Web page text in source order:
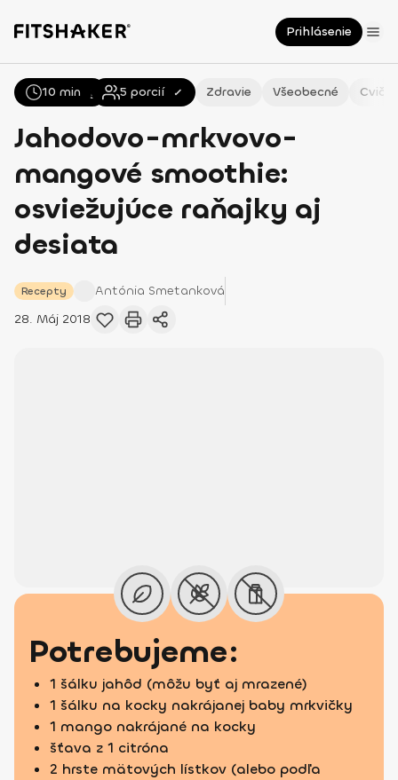
Prihlásenie
Všetky Recepty Zdravie Všeobecné
Jahodovo-mrkvovo-
mangové smoothie:
osviežujúce raňajky aj
desiata
Recepty Antónia Smetanková
28. Máj 2018
10 min 5 porcií
Potrebujeme:
1 šálku jahôd (môžu byť aj mrazené)
1 šálku na kocky nakrájanej baby mrkvičky
1 mango nakrájané na kocky
šťava z 1 citróna
2 hrste mätových lístkov (alebo podľa